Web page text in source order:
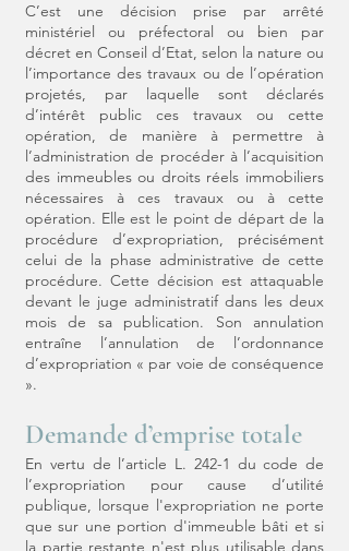
C’est une décision prise par arrêté
ministériel ou préfectoral ou bien par
décret en Conseil d’Etat, selon la nature ou
l’importance des travaux ou de l’opération
projetés, par laquelle sont déclarés
d’intérêt public ces travaux ou cette
opération, de manière à permettre à
l’administration de procéder à l’acquisition
des immeubles ou droits réels immobiliers
nécessaires à ces travaux ou à cette
opération. Elle est le point de départ de la
procédure d’expropriation, précisément
celui de la phase administrative de cette
procédure. Cette décision est attaquable
devant le juge administratif dans les deux
mois de sa publication. Son annulation
entraîne l’annulation de l’ordonnance
d’expropriation « par voie de conséquence
».
Demande d’emprise totale
En vertu de l’article L. 242-1 du code de
l’expropriation pour cause d’utilité
publique, lorsque l'expropriation ne porte
que sur une portion d'immeuble bâti et si
la partie restante n'est plus utilisable dans